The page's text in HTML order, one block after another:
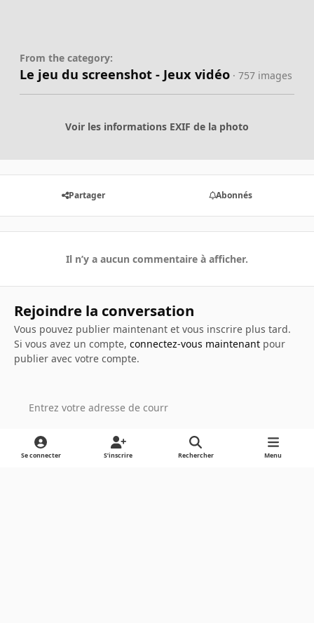
From the category:
Le jeu du screenshot - Jeux vidéo · 757 images
Voir les informations EXIF de la photo
Partager Abonnés
Il n’y a aucun commentaire à afficher.
Rejoindre la conversation
Vous pouvez publier maintenant et vous inscrire plus tard.
Si vous avez un compte, connectez-vous maintenantpour
publier avec votre compte.
Ajouter un commentaire…
Se connecter S’inscrire Rechercher Menu